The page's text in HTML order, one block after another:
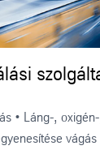
• Láng-,
vágás